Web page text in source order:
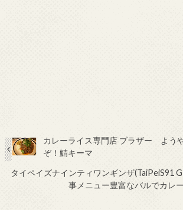
カレーライス専門店 ブラザー よう
ぞ！鯖キーマ
タイペイズナインティワンギンザ(TaiPeiS91
事メニュー豊富なバルでカレ